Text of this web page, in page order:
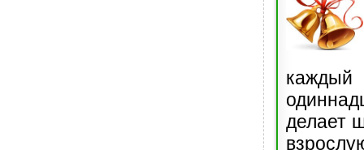
делает